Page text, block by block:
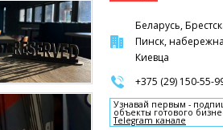
Беларусь,
Пинск,
Киевца
+375 (29) 150-55-
Узнавай первым -
объекты готового
Telegram канале